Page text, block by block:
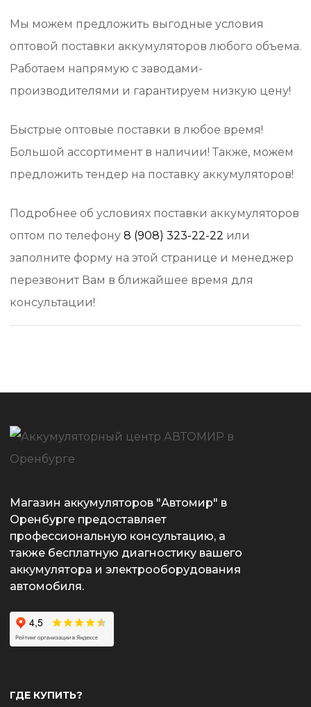
Мы можем предложить выгодные условия
оптовой поставки аккумуляторов любого объема.
Работаем напрямую с заводами-
производителями и гарантируем низкую цену!
Быстрые оптовые поставки в любое время!
Большой ассортимент в наличии! Также, можем
предложить тендер на поставку аккумуляторов!
Подробнее об условиях поставки аккумуляторов
оптом по телефону 8 (908) 323-22-22 или
заполните форму на этой странице и менеджер
перезвонит Вам в ближайшее время для
консультации!
Магазин аккумуляторов "Автомир" в
Оренбурге предоставляет
профессиональную консультацию, а
также бесплатную диагностику вашего
аккумулятора и электрооборудования
автомобиля.
ГДЕ КУПИТЬ?